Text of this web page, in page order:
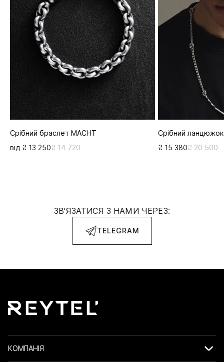
Срібний браслет MACHT
від ₴ 13 250₴ 14 720
Срібний ланцюжок
₴ 15 380₴ 20 500
ЗВ'ЯЗАТИСЯ З НАМИ ЧЕРЕЗ:
TELEGRAM
КОМПАНІЯ